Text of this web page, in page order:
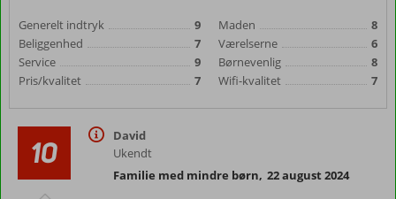
Generelt indtryk
9
Beliggenhed
7
Service
9
Pris/kvalitet
7
Maden
8
Værelserne
6
Børnevenlig
8
Wifi-kvalitet
7
10
David
Ukendt
Familie med mindre børn, 22 august 2024